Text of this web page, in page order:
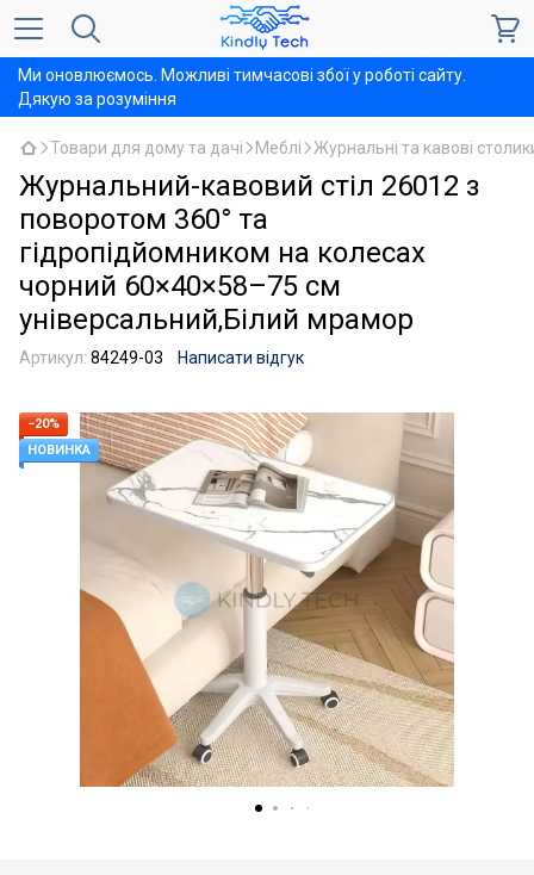
Ми оновлюємось. Можливі тимчасові збої у роботі сайту.
Дякую за розуміння
Товари для дому та дачі Меблі Журнальні та кавові
Журнальний-кавовий стіл 26012 з
поворотом 360° та
гідропідйомником на колесах
чорний 60×40×58–75 см
універсальний,Білий мрамор
Артикул: 84249-03 Написати відгук
−20%
НОВИНКА